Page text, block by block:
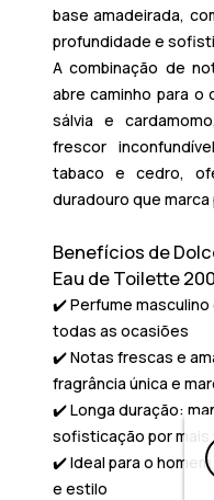
base amadeirada,
profundidade e
A combinação de
abre caminho para o
sálvia e
frescor
tabaco e cedro,
duradouro que
Benefícios de
Eau de Toilette
✔️Perfume
todas as ocasiões
✔️ Notas frescas e
fragrância única e
✔️Longa duração:
sofisticação por mais
✔️ Ideal para o
e estilo